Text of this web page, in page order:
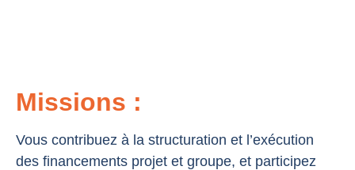
Missions :
Vous contribuez à la structuration et l’exécution
des financements projet et groupe, et participez